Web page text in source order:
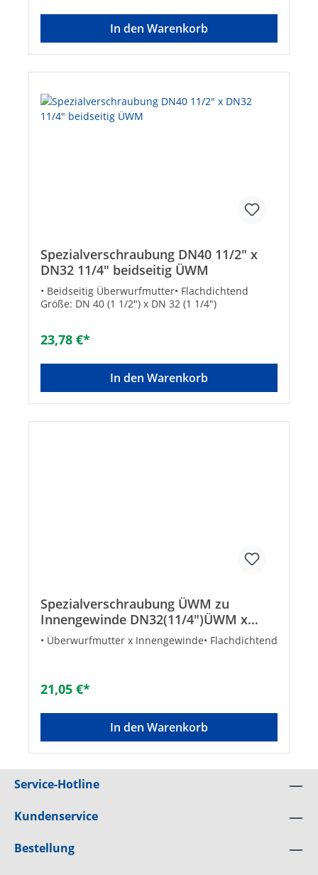
In den Warenkorb
Spezialverschraubung DN40 11/2" x
DN32 11/4" beidseitig ÜWM
• Beidseitig Überwurfmutter• Flachdichtend
Größe: DN 40 (1 1/2") x DN 32 (1 1/4")
23,78 €*
In den Warenkorb
Spezialverschraubung ÜWM zu
Innengewinde DN32(11/4")ÜWM x
DN25(1")IG
• Überwurfmutter x Innengewinde• Flachdichtend
21,05 €*
In den Warenkorb
Service-Hotline
Kundenservice
Bestellung